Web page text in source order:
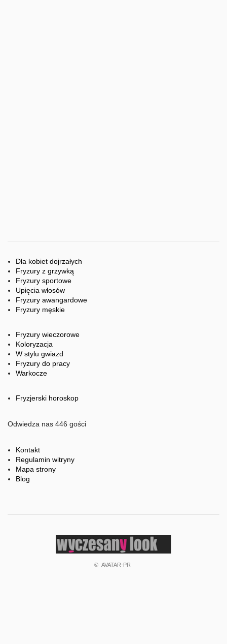
Dla kobiet dojrzałych
Fryzury z grzywką
Fryzury sportowe
Upięcia włosów
Fryzury awangardowe
Fryzury męskie
Fryzury wieczorowe
Koloryzacja
W stylu gwiazd
Fryzury do pracy
Warkocze
Fryzjerski horoskop
Odwiedza nas 446 gości
Kontakt
Regulamin witryny
Mapa strony
Blog
©AVATAR-PR